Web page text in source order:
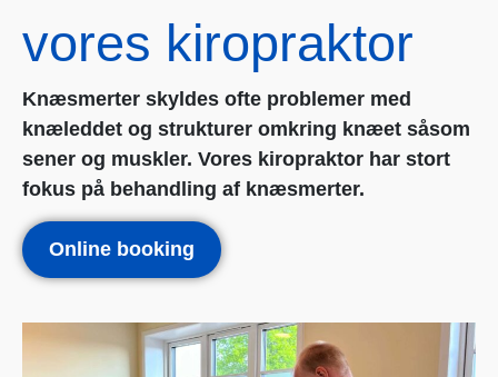
vores kiropraktor
Knæsmerter skyldes ofte problemer med
knæleddet og strukturer omkring knæet såsom
sener og muskler. Vores kiropraktor har stort
fokus på behandling af knæsmerter.
Online booking